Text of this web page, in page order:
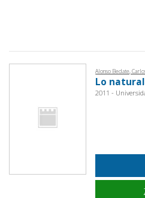
Alonso Bedate,
Lo
2011 -